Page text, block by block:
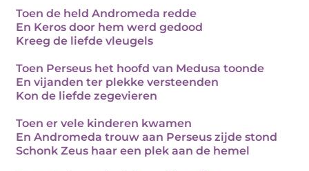
Toen de held Andromeda redde
En Keros door hem werd gedood
Kreeg de liefde vleugels
Toen Perseus het hoofd van Medusa toonde
En vijanden ter plekke versteenden
Kon de liefde zegevieren
Toen er vele kinderen kwamen
En Andromeda trouw aan Perseus zijde stond
Schonk Zeus haar een plek aan de hemel